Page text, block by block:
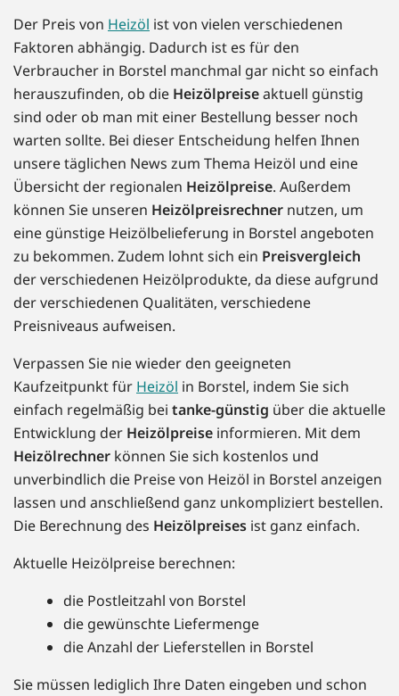
Der Preis von Heizöl ist von vielen verschiedenen
Faktoren abhängig. Dadurch ist es für den
Verbraucher in Borstel manchmal gar nicht so einfach
herauszufinden, ob die Heizölpreiseaktuell günstig
sind oder ob man mit einer Bestellung besser noch
warten sollte. Bei dieser Entscheidung helfen Ihnen
unsere täglichen News zum Thema Heizöl und eine
Übersicht der regionalen Heizölpreise. Außerdem
können Sie unseren Heizölpreisrechner nutzen, um
eine günstige Heizölbelieferung in Borstel angeboten
zu bekommen. Zudem lohnt sich ein Preisvergleich
der verschiedenen Heizölprodukte, da diese aufgrund
der verschiedenen Qualitäten, verschiedene
Preisniveaus aufweisen.
Verpassen Sie nie wieder den geeigneten
Kaufzeitpunkt für Heizöl in Borstel, indem Sie sich
einfach regelmäßig bei tanke-günstig über die aktuelle
Entwicklung der Heizölpreise informieren. Mit dem
Heizölrechner können Sie sich kostenlos und
unverbindlich die Preise von Heizöl in Borstel anzeigen
lassen und anschließend ganz unkompliziert bestellen.
Die Berechnung des Heizölpreises ist ganz einfach.
Aktuelle Heizölpreise berechnen:
die Postleitzahl von Borstel
die gewünschte Liefermenge
die Anzahl der Lieferstellen in Borstel
Sie müssen lediglich Ihre Daten eingeben und schon